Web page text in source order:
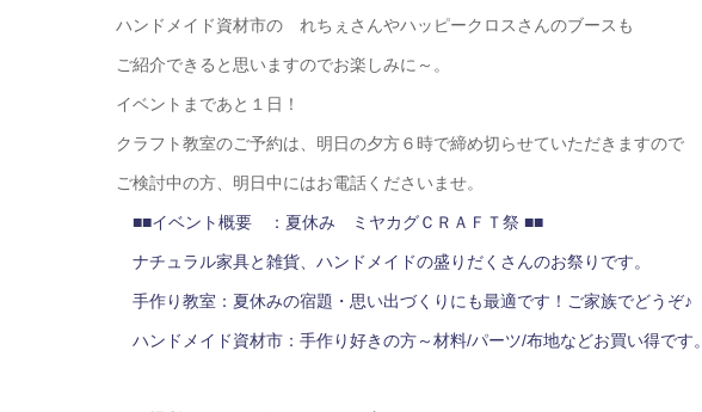
ハンドメイド資材市の れちぇさんやハッピークロスさんのブースも
ご紹介できると思いますのでお楽しみに～。
イベントまであと１日！
クラフト教室のご予約は、明日の夕方６時で締め切らせていただきますので
ご検討中の方、明日中にはお電話くださいませ。
■■イベント概要 ：夏休み ミヤカグＣＲＡＦＴ祭 ■■
ナチュラル家具と雑貨、ハンドメイドの盛りだくさんのお祭りです。
手作り教室：夏休みの宿題・思い出づくりにも最適です！ご家族でどうぞ♪
ハンドメイド資材市：手作り好きの方～材料/パーツ/布地などお買い得です。